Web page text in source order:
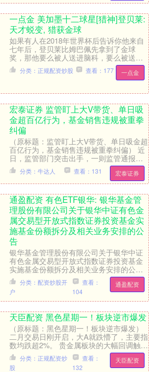
一点金 美加墨十二球星[猎神]登贝莱:
天才蜕变, 猎获金球
如果有人在2018年世界杯后告诉你他来自
七年后，登贝莱比姆巴佩先拿到了金球
奖，那他要么被人送进脑科，要么被送进
精神科…… 那一定是疯了！ 2018年世界
杯，那是....
一点金
分类：正规配资炒股 查看：177
宏泰证券 监管盯上大V带货、单日吸
金超百亿行为，基金销售违规被重拳
纠偏
（原标题：监管盯上大V带货、单日吸金超
百亿行为，基金销售违规被重拳纠偏） 近
日，监管部门突击出手，一则监管通报直
接撕开了一场“百亿级申购热潮”的真实面
纱。 一天....
宏泰证券
分类：牛达人 查看：131
通盈配资 有色ETF银华: 银华基金管
理股份有限公司关于银华中证有色金
属交易型开放式指数证券投资基金实
施基金份额拆分及相关业务安排的公
告
银华基金管理股份有限公司关于银华中证
有色金属交易型开放式指数证券投资基金
实施基金份额拆分及相关业务安排的公告
根据《银华中证有色金属交易型开放式指
数证券投资基金基....
通盈配资
分类：配资炒股开
户
查看：
104
天臣配资 黑色星期一！板块逆市爆发
（原标题：黑色星期一！板块逆市爆发）
二月交易日刚开启，大A就跌懵了，主要指
数均跌超2%。 贵金属板块的大幅回调触发
避险情绪，三市成交额也出现明显缩量，
超460....
天臣配资
分类：正规配资炒
股
查看：
132